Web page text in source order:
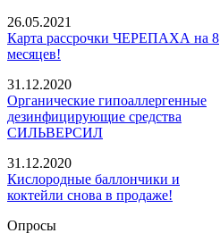
26.05.2021
Карта рассрочки ЧЕРЕПАХА на 8
месяцев!
31.12.2020
Органические гипоаллергенные
дезинфицирующие средства
СИЛЬВЕРСИЛ
31.12.2020
Кислородные баллончики и
коктейли снова в продаже!
Опросы